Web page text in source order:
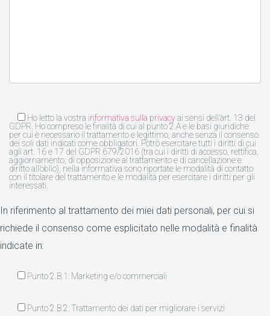
Ho letto la vostra informativa sulla privacyai sensi dell’art. 13 del
GDPR. Ho compreso le finalità di cui al punto 2.A e le basi giuridiche
per cui è necessario il trattamento e legittimo, anche senza il consenso
dei soli dati indicati come obbligatori. Potrò esercitare tutti i diritti di cui
agli art. 16 e 17 del GDPR 679/2016 (tra cui i diritti di accesso, rettifica,
aggiornamento, di opposizione al trattamento e di cancellazione e
diritto all’oblio), nella informativa sono riportate le modalità di contatto
con il titolare del trattamento e le modalità per esercitare i diritti per gli
interessati.
In riferimento al trattamento dei miei dati personali, per cui si
richiede il consenso come esplicitato nelle modalità e finalità
indicate in:
Punto 2.B.1: Marketing e/o commerciali
Punto 2.B.2: Trattamento dei dati per migliorare i servizi